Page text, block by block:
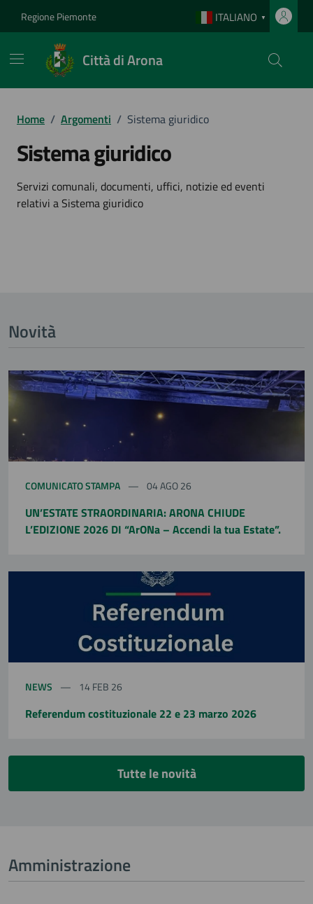
Regione Piemonte ITALIANO ▼
Città di Arona
Home / Argomenti / Sistema giuridico
Sistema giuridico
Dettagli dell'argomento
Servizi comunali, documenti, uffici, notizie ed eventi
relativi a Sistema giuridico
Novità
COMUNICATO STAMPA 04 AGO 26
UN’ESTATE STRAORDINARIA: ARONA CHIUDE
L’EDIZIONE 2026 DI “ArONa – Accendi la tua Estate”.
NEWS 14 FEB 26
Referendum costituzionale 22 e 23 marzo 2026
Tutte le novità
Amministrazione